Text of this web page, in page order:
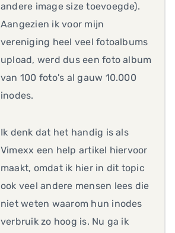
andere image size toevoegde).
Aangezien ik voor mijn
vereniging heel veel fotoalbums
upload, werd dus een foto album
van 100 foto's al gauw 10.000
inodes.
Ik denk dat het handig is als
Vimexx een help artikel hiervoor
maakt, omdat ik hier in dit topic
ook veel andere mensen lees die
niet weten waarom hun inodes
verbruik zo hoog is. Nu ga ik